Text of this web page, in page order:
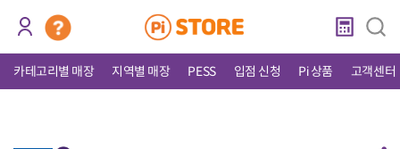
카테고리별 매장 지역별 매장 PESS 입점 신청 Pi 상품 고객센터